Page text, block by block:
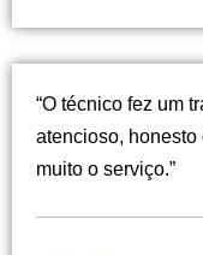
“O técnico fez um
atencioso,
muito o serviço.”